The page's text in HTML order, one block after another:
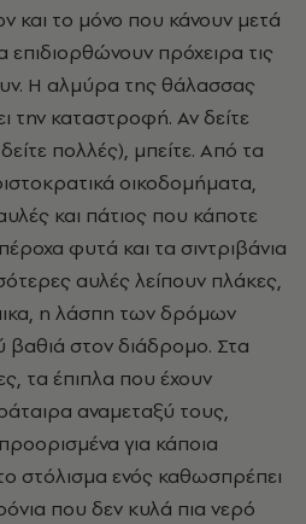
και το μόνο που κάνουν μετά
επιδιορθώνουν πρόχειρα τις
Η αλμύρα της θάλασσας
την καταστροφή. Αν δείτε
πολλές), μπείτε. Από τα
οικοδομήματα,
και πάτιος που κάποτε
φυτά και τα σιντριβάνια
αυλές λείπουν πλάκες,
η λάσπη των δρόμων
βαθιά στον διάδρομο. Στα
τα έπιπλα που έχουν
αναμεταξύ τους,
για κάποια
στόλισμα ενός καθωσπρέπει
που δεν κυλά πια νερό